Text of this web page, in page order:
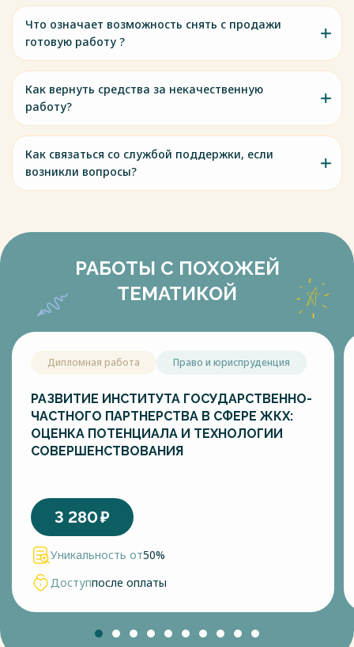
Что означает возможность снять с продажи
готовую работу ?
Как вернуть средства за некачественную
работу?
Как связаться со службой поддержки, если
возникли вопросы?
РАБОТЫ С ПОХОЖЕЙ
ТЕМАТИКОЙ
Дипломная работа Право и юриспруденция
РАЗВИТИЕ ИНСТИТУТА ГОСУДАРСТВЕННО-
ЧАСТНОГО ПАРТНЕРСТВА В СФЕРЕ ЖКХ:
ОЦЕНКА ПОТЕНЦИАЛА И ТЕХНОЛОГИИ
СОВЕРШЕНСТВОВАНИЯ
3 280₽
Уникальность от50%
Доступпосле оплаты